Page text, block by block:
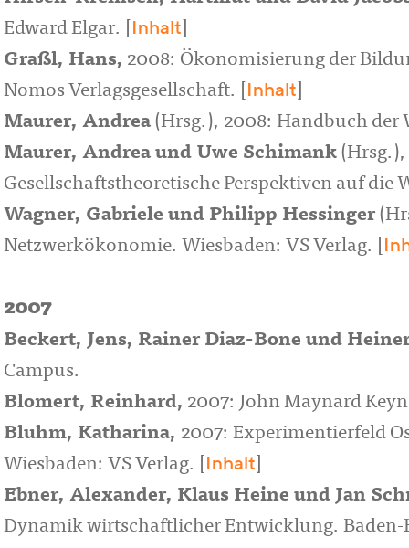
Edward Elgar. [ Inhalt
Graßl, Hans, 2008: Ökonomisierung der
Nomos Verlagsgesellschaft. [ Inhalt
Maurer, Andrea (Hrsg.), 2008: Handbuch der
Maurer, Andrea und Uwe Schimank (Hrsg.),
Gesellschaftstheoretische Perspektiven auf die
Wagner, Gabriele und Philipp Hessinger
Netzwerkökonomie. Wiesbaden: VS Verlag. [
2007
Beckert, Jens, Rainer Diaz-Bone und
Campus.
Blomert, Reinhard, 2007: John Maynard
Bluhm, Katharina, 2007: Experimentierfeld
Wiesbaden: VS Verlag. [ Inhalt
Ebner, Alexander, Klaus Heine und Jan
Dynamik wirtschaftlicher Entwicklung. Baden-